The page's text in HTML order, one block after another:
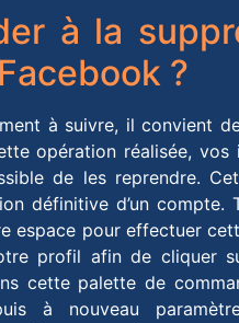
à la
?
à suivre, il convient
opération réalisée, vos
de les reprendre.
définitive d’un compte.
espace pour effectuer
profil afin de cliquer
cette palette de
à nouveau